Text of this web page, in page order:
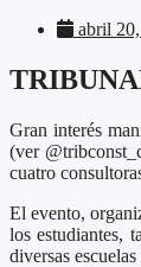
abril
Gran interés
(ver
cuatro
El evento,
los estudiantes,
diversas